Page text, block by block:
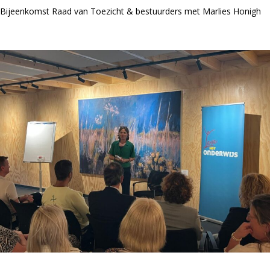
Bijeenkomst Raad van Toezicht & bestuurders met Marlies Honigh